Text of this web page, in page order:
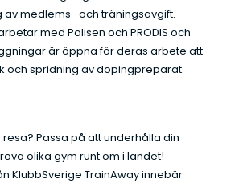
medlems- och träningsavgift.
med Polisen och PRODIS och
är öppna för deras arbete att
och spridning av dopingpreparat.
resa? Passa på att underhålla din
olika gym runt om i landet!
KlubbSverige TrainAway innebär